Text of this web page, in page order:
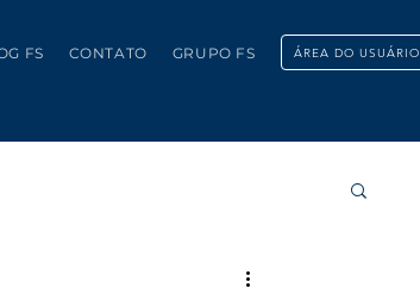
FS CONTATO GRUPO FS ÁREA DO USUÁRIO